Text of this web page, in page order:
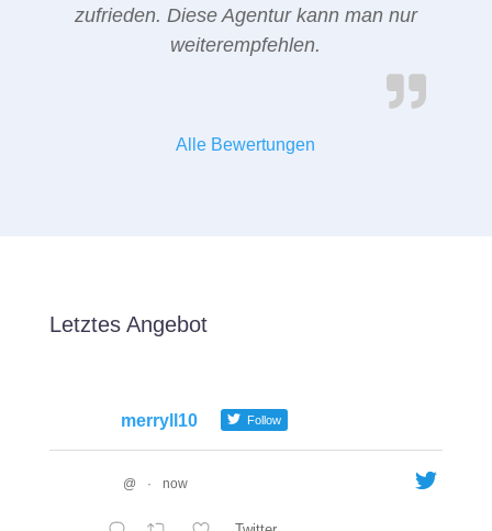
zufrieden. Diese Agentur kann man nur
weiterempfehlen.
Alle Bewertungen
Letztes Angebot
merryll10 Follow
@ · now